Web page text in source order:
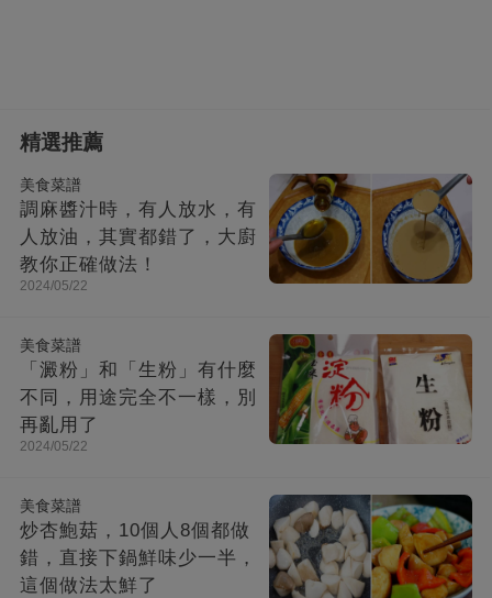
精選推薦
美食菜譜
調麻醬汁時，有人放水，有
人放油，其實都錯了，大廚
教你正確做法！
2024/05/22
美食菜譜
「澱粉」和「生粉」有什麼
不同，用途完全不一樣，別
再亂用了
2024/05/22
美食菜譜
炒杏鮑菇，10個人8個都做
錯，直接下鍋鮮味少一半，
這個做法太鮮了